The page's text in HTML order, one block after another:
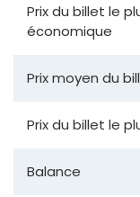
Prix du billet le
économique
Prix moyen du
Prix du billet le
Balance